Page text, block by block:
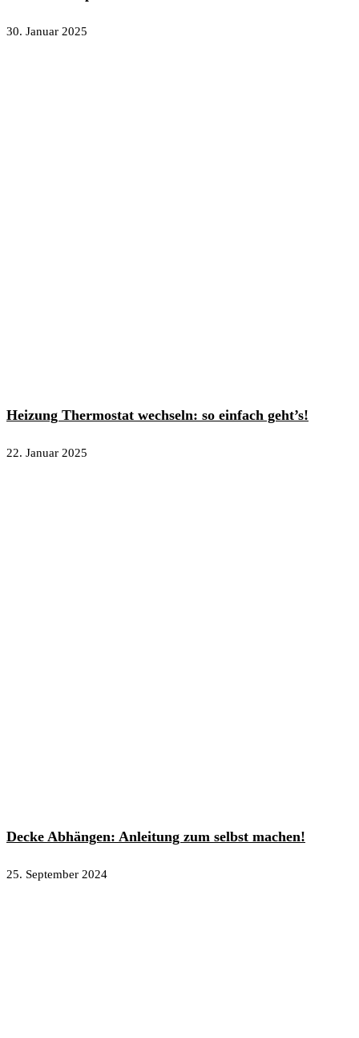
30. Januar 2025
Heizung Thermostat wechseln: so einfach geht’s!
22. Januar 2025
Decke Abhängen: Anleitung zum selbst machen!
25. September 2024